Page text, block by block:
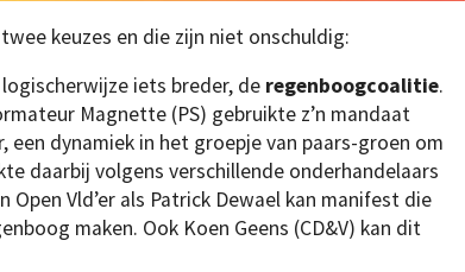
keuzes en die zijn niet onschuldig:
iets breder, de regenboogcoalitie.
Magnette (PS) gebruikte z’n mandaat
een dynamiek in het groepje van paars-groen om
daarbij volgens verschillende onderhandelaars
Open Vld’er als Patrick Dewael kan manifest die
maken. Ook Koen Geens (CD&V) kan dit